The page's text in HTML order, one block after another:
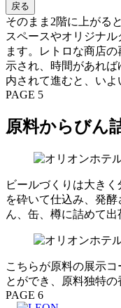
戻る
そのまま2階に上がる
スペースやオリジナ
ます。レトロな商店
示され、時間があれ
内されて進むと、いよ
PAGE 5
原料からびん
ビールづくりは大き
を砕いて仕込み、発
ん、缶、樽に詰めて出
こちらが原料の展示
とができ、原料独特の
PAGE 6